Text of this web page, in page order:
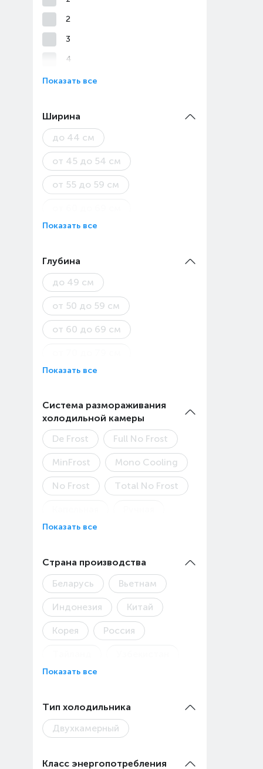
2
3
4
Показать все
Ширина
до 44 см
от 45 до 54 см
от 55 до 59 см
от 70 до 89 см
от 90 см
Показать все
Глубина
до 49 см
от 50 до 59 см
от 60 до 69 см
от 80 см
Показать все
Система размораживания
холодильной камеры
De Frost
Full No Frost
MinFrost Mono Cooling
No Frost Total No Frost
Показать все
Страна производства
Беларусь
Вьетнам
Индонезия Китай
Корея Россия
Показать все
Тип холодильника
Двухкамерный
Класс энергопотребления